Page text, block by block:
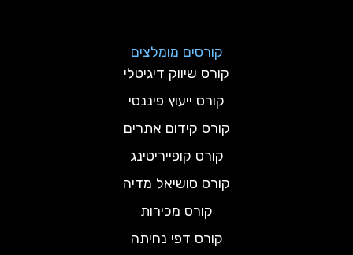
קורסים מומלצים
קורס שיווק דיגיטלי
קורס ייעוץ פיננסי
קורס קידום אתרים
קורס קופייריטינג
קורס סושיאל מדיה
קורס מכירות
קורס דפי נחיתה